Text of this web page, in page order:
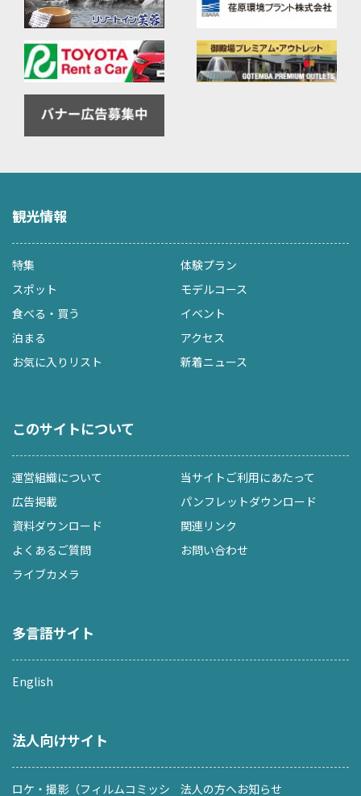
観光情報
特集
体験プラン
スポット
モデルコース
食べる・買う
イベント
泊まる
アクセス
お気に入りリスト
新着ニュース
このサイトについて
運営組織について
当サイトご利用にあたって
広告掲載
パンフレットダウンロード
資料ダウンロード
関連リンク
よくあるご質問
お問い合わせ
ライブカメラ
多言語サイト
English
法人向けサイト
ロケ・撮影（フィルムコミッシ 法人の方へお知らせ